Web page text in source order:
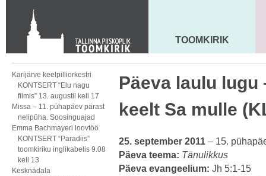
KONTAKT
Toom-Kooli 6, 10130 TALLINN
tallinna.toom@eelk.ee
MAARJA KIRIK
TOOMKIRIK
Karijärve keelpilliorkestri
KONTSERT “Elu nagu
filmis” 13. augustil kell 17
Missa – 11. pühapäev pärast
nelipüha. Soosinguajad
Emma Bachmayeri loovtöö
KONTSERT “Paradiis”
toomkiriku inglikabelis 9.08
kell 13
Kesknädala
Päeva laulu lugu
keelt Sa mulle
25. september 2011 – 15.
Päeva teema: Tänulikkus
Päeva evangeelium: Jh 5:1-15